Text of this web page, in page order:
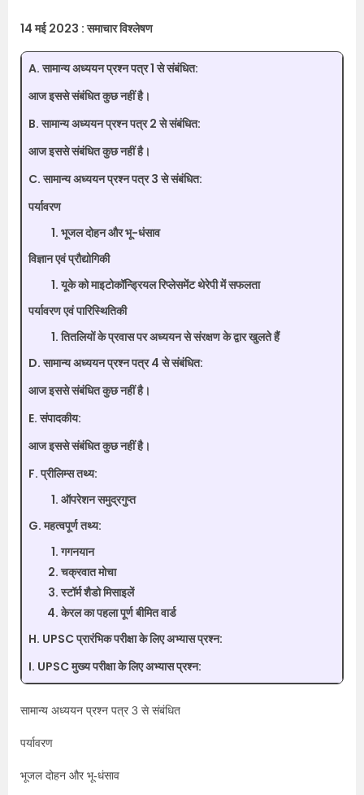
14 मई 2023 : समाचार विश्लेषण
A. सामान्य अध्ययन प्रश्न पत्र 1 से संबंधित:
आज इससे संबंधित कुछ नहीं है।
B. सामान्य अध्ययन प्रश्न पत्र 2 से संबंधित:
आज इससे संबंधित कुछ नहीं है।
C. सामान्य अध्ययन प्रश्न पत्र 3 से संबंधित:
पर्यावरण
भूजल दोहन और भू-धंसाव
विज्ञान एवं प्रौद्योगिकी
यूके को माइटोकॉन्ड्रियल रिप्लेसमेंट थेरेपी में सफलता
पर्यावरण एवं पारिस्थितिकी
तितलियों के प्रवास पर अध्ययन से संरक्षण के द्वार खुलते हैं
D. सामान्य अध्ययन प्रश्न पत्र 4 से संबंधित:
आज इससे संबंधित कुछ नहीं है।
E. संपादकीय:
आज इससे संबंधित कुछ नहीं है।
F. प्रीलिम्स तथ्य:
ऑपरेशन समुद्रगुप्त
G. महत्वपूर्ण तथ्य:
गगनयान
चक्रवात मोचा
स्टॉर्म शैडो मिसाइलें
केरल का पहला पूर्ण बीमित वार्ड
H. UPSC प्रारंभिक परीक्षा के लिए अभ्यास प्रश्न:
I. UPSC मुख्य परीक्षा के लिए अभ्यास प्रश्न:
सामान्य अध्ययन प्रश्न पत्र 3 से संबंधित
पर्यावरण
भूजल दोहन और भू-धंसाव